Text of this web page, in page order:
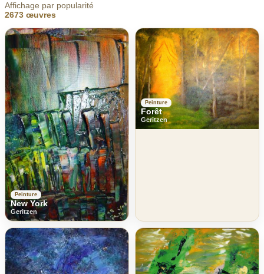
Affichage par popularité
2673 œuvres
Peinture
New York
Geritzen
Peinture
Forêt
Geritzen